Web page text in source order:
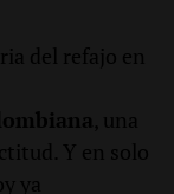
del refajo en
, una
Y en solo
ya